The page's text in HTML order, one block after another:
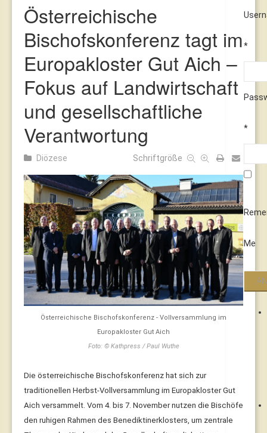
*
*
Me
Österreichische
Bischofskonferenz tagt im
Europakloster Gut Aich –
Fokus auf Landwirtschaft
und gesellschaftliche
Verantwortung
Diözese Schriftgröße
Österreichische Bischofskonferenz - Vollversammlung im
Europakloster Gut Aich
Foto: © Kathpress / Paul Wuthe
Die österreichische Bischofskonferenz hat sich zur
traditionellen Herbst-Vollversammlung im Europakloster Gut
Aich versammelt. Vom 4. bis 7. November nutzen die Bischöfe
den ruhigen Rahmen des Benediktinerklosters, um zentrale